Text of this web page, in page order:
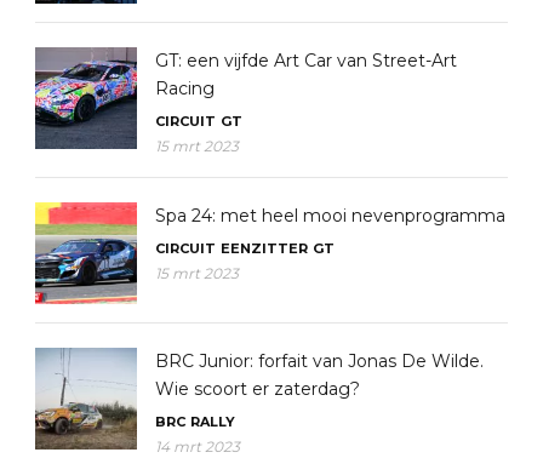
GT: een vijfde Art Car van Street-Art
Racing
CIRCUIT GT
15 mrt 2023
Spa 24: met heel mooi nevenprogramma
CIRCUIT EENZITTER GT
15 mrt 2023
BRC Junior: forfait van Jonas De Wilde.
Wie scoort er zaterdag?
BRC RALLY
14 mrt 2023